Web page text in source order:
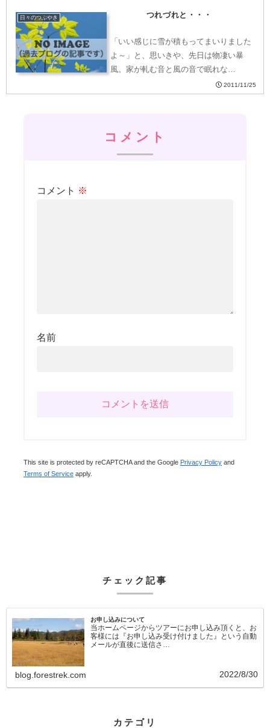
日々のつぶやき つれづれと・・・
「いい感じに雪が積もってまいりました
よ～」と、思いきや、先日は物凄い暴
風。家が軋む音と風の音で眠れな…
2011/11/25
コメント
コメント ※
名前
This site is protected by reCAPTCHA and the Google Privacy Policy and
Terms of Service apply.
チェック記事
お申し込みについて
当ホームページからツアーにお申し込み頂くと、お
客様には『お申し込み受け付けました』という自動
メールが直後に送信さ…
blog.forestrek.com 2022/8/30
カテゴリ